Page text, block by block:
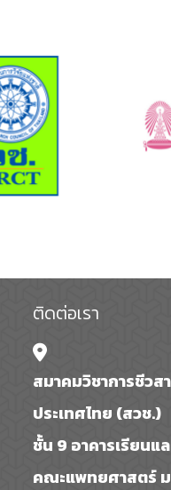
ติดต่อเรา
สมาคมวิชาการชีวส
ประเทศไทย (สวช.)
ชั้น 9 อาคารเรียนแ
คณะแพทยศาสตร์